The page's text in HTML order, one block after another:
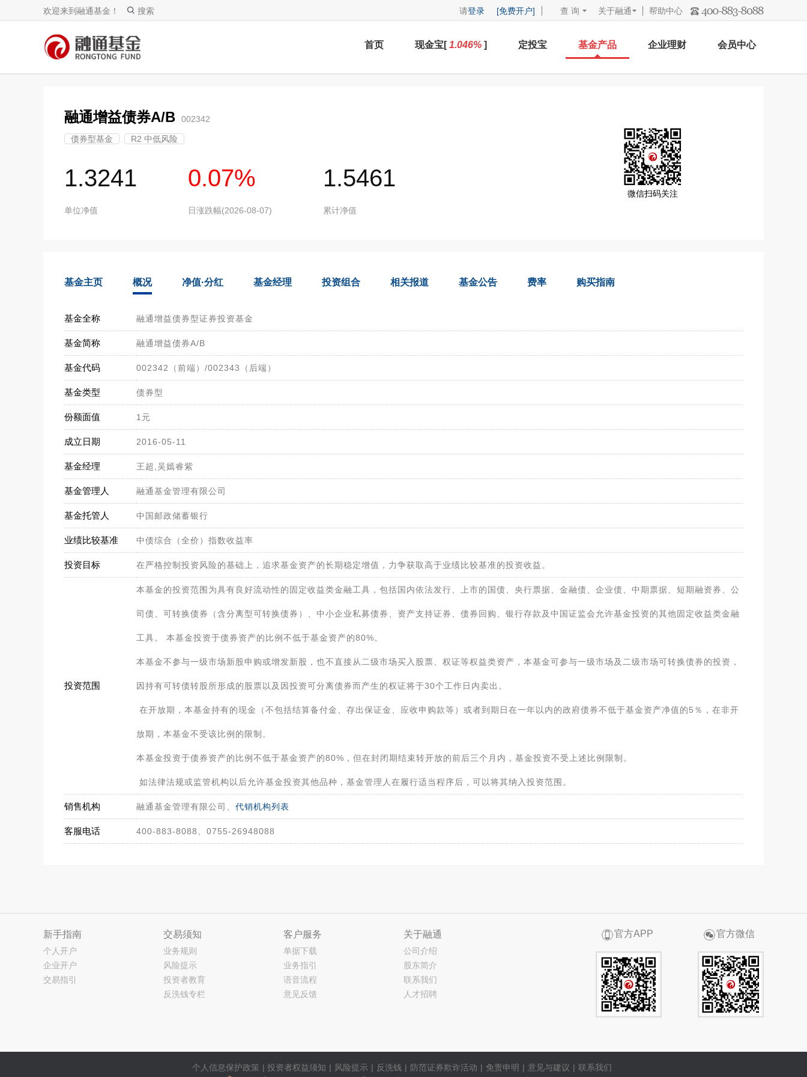
欢迎来到融通基金！ 搜索 请登录 [免费开户] 查 询 关于融通 帮助中心
首页 现金宝[1.046% ] 定投宝 基金产品 企业理财 会员中心
融通增益债券A/B 002342
债券型基金 R2 中低风险
1.3241
单位净值
0.07%
日涨跌幅(2026-08-07)
1.5461
累计净值
微信扫码关注
基金主页 概况 净值·分红 基金经理 投资组合 相关报道 基金公告 费率 购买指南
基金全称 融通增益债券型证券投资基金
基金简称 融通增益债券A/B
基金代码 002342（前端）/002343（后端）
基金类型 债券型
份额面值 1元
成立日期 2016-05-11
基金经理 王超,吴嫣睿紫
基金管理人 融通基金管理有限公司
基金托管人 中国邮政储蓄银行
业绩比较基准 中债综合（全价）指数收益率
投资目标 在严格控制投资风险的基础上，追求基金资产的长期稳定增值，力争获取高于业绩比较基准的投资收益。
投资范围
本基金的投资范围为具有良好流动性的固定收益类金融工具，包括国内依法发行、上市的国债、央行票据、金融债、企业债、中期票据、短期融资券、公
司债、可转换债券（含分离型可转换债券）、中小企业私募债券、资产支持证券、债券回购、银行存款及中国证监会允许基金投资的其他固定收益类金融
工具。 本基金投资于债券资产的比例不低于基金资产的80%。
本基金不参与一级市场新股申购或增发新股，也不直接从二级市场买入股票、权证等权益类资产，本基金可参与一级市场及二级市场可转换债券的投资，
因持有可转债转股所形成的股票以及因投资可分离债券而产生的权证将于30个工作日内卖出。
在开放期，本基金持有的现金（不包括结算备付金、存出保证金、应收申购款等）或者到期日在一年以内的政府债券不低于基金资产净值的5％，在非开
放期，本基金不受该比例的限制。
本基金投资于债券资产的比例不低于基金资产的80%，但在封闭期结束转开放的前后三个月内，基金投资不受上述比例限制。
如法律法规或监管机构以后允许基金投资其他品种，基金管理人在履行适当程序后，可以将其纳入投资范围。
销售机构 融通基金管理有限公司、 代销机构列表
客服电话 400-883-8088、0755-26948088
新手指南
个人开户
企业开户
交易指引
交易须知
业务规则
风险提示
投资者教育
反洗钱专栏
客户服务
单据下载
业务指引
语音流程
意见反馈
关于融通
公司介绍
股东简介
联系我们
人才招聘
官方APP 官方微信
个人信息保护政策 | 投资者权益须知 | 风险提示 | 反洗钱 | 防范证券欺诈活动 | 免责申明 | 意见与建议 | 联系我们